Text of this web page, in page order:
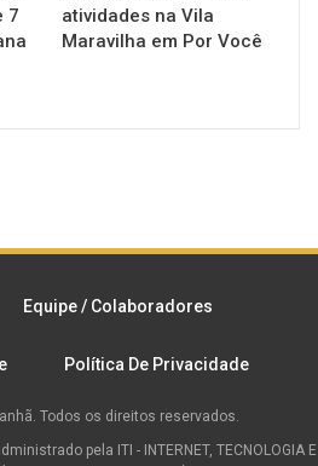
7
atividades na Vila
Maravilha em Por Você
Equipe / Colaboradores
Política De Privacidade
Todos os direitos reservados.
pela ITI - INTERNET, TECNOLOGIA E